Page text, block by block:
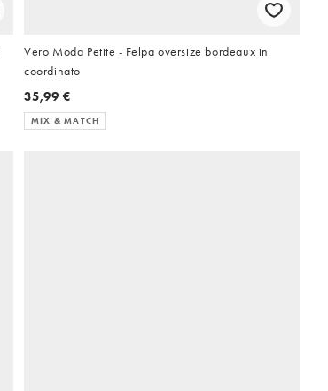
Vero Moda Petite - Felpa oversize bordeaux in
coordinato
35,99 €
MIX & MATCH